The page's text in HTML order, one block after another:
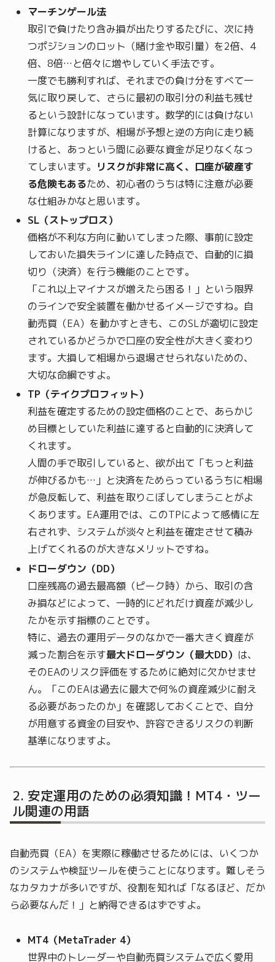
マーチンゲール法
取引で負けたり含み損が出たりするたびに、次に持
つポジションのロット（賭け金や取引量）を2倍、4
倍、8倍…と倍々に増やしていく手法です。
一度でも勝利すれば、それまでの負け分をすべて一
気に取り戻して、さらに最初の取引分の利益も残せ
るという設計になっています。数学的には負けない
計算になりますが、相場が予想と逆の方向に走り続
けると、あっという間に必要な資金が足りなくなっ
てしまいます。 リスクが非常に高く、口座が破産す
る危険もあるため、初心者のうちは特に注意が必要
な仕組みかなと思います。
SL（ストップロス）
価格が不利な方向に動いてしまった際、事前に設定
しておいた損失ラインに達した時点で、自動的に損
切り（決済）を行う機能のことです。
「これ以上マイナスが増えたら困る！」という限界
のラインで安全装置を働かせるイメージですね。自
動売買（EA）を動かすときも、このSLが適切に設定
されているかどうかで口座の安全性が大きく変わり
ます。大損して相場から退場させられないための、
大切な命綱ですよ。
TP（テイクプロフィット）
利益を確定するための設定価格のことで、あらかじ
め目標としていた利益に達すると自動的に決済して
くれます。
人間の手で取引していると、欲が出て「もっと利益
が伸びるかも…」と決済をためらっているうちに相場
が急反転して、利益を取りこぼしてしまうことがよ
くあります。EA運用では、このTPによって感情に左
右されず、システムが淡々と利益を確定させて積み
上げてくれるのが大きなメリットですね。
ドローダウン（DD）
口座残高の過去最高額（ピーク時）から、取引の含
み損などによって、一時的にどれだけ資産が減少し
たかを示す指標のことです。
特に、過去の運用データのなかで一番大きく資産が
減った割合を示す最大ドローダウン（最大DD） は、
そのEAのリスク評価をするために絶対に欠かせませ
ん。「このEAは過去に最大で何％の資産減少に耐え
る必要があったのか」を確認しておくことで、自分
が用意する資金の目安や、許容できるリスクの判断
基準になりますよ。
安定運用のための必須知識！MT4・ツー
ル関連の用語
自動売買（EA）を実際に稼働させるためには、いくつか
のシステムや検証ツールを使うことになります。難しそう
なカタカナが多いですが、役割を知れば「なるほど、だか
ら必要なんだ！」と納得できるはずですよ。
MT4（MetaTrader 4）
世界中のトレーダーや自動売買システムで広く愛用